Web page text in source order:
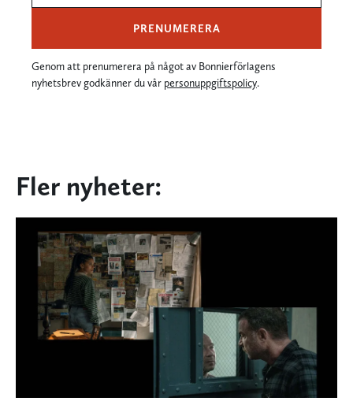
PRENUMERERA
Genom att prenumerera på något av Bonnierförlagens
nyhetsbrev godkänner du vår personuppgiftspolicy.
Fler nyheter: